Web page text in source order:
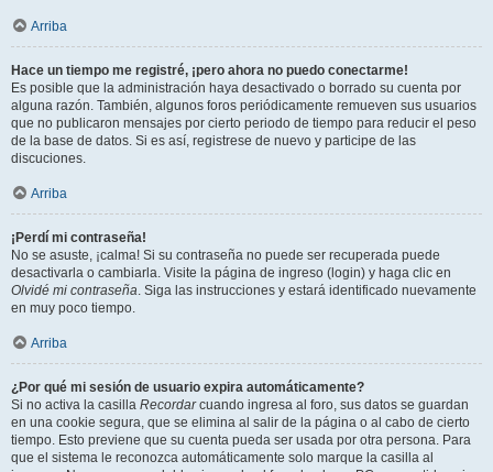
Arriba
Hace un tiempo me registré, ¡pero ahora no puedo conectarme!
Es posible que la administración haya desactivado o borrado su cuenta por
alguna razón. También, algunos foros periódicamente remueven sus usuarios
que no publicaron mensajes por cierto periodo de tiempo para reducir el peso
de la base de datos. Si es así, registrese de nuevo y participe de las
discuciones.
Arriba
¡Perdí mi contraseña!
No se asuste, ¡calma! Si su contraseña no puede ser recuperada puede
desactivarla o cambiarla. Visite la página de ingreso (login) y haga clic en
Olvidé mi contraseña. Siga las instrucciones y estará identificado nuevamente
en muy poco tiempo.
Arriba
¿Por qué mi sesión de usuario expira automáticamente?
Si no activa la casilla Recordarcuando ingresa al foro, sus datos se guardan
en una cookie segura, que se elimina al salir de la página o al cabo de cierto
tiempo. Esto previene que su cuenta pueda ser usada por otra persona. Para
que el sistema le reconozca automáticamente solo marque la casilla al